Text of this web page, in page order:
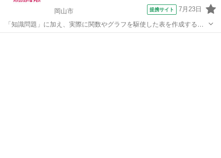
岡山市 提携サイト 7月23日
「知識問題」に加え、実際に関数やグラフを駆使した表を作成する
「実技問題」を解くことで、実践的な能力を証明できる資格制度の、3